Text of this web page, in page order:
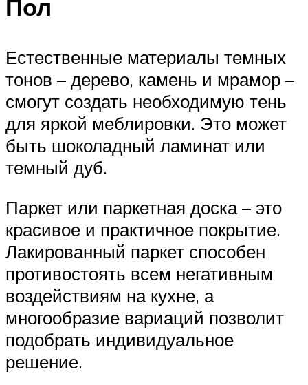
Пол
Естественные материалы темных
тонов – дерево, камень и мрамор –
смогут создать необходимую тень
для яркой меблировки. Это может
быть шоколадный ламинат или
темный дуб.
Паркет или паркетная доска – это
красивое и практичное покрытие.
Лакированный паркет способен
противостоять всем негативным
воздействиям на кухне, а
многообразие вариаций позволит
подобрать индивидуальное
решение.